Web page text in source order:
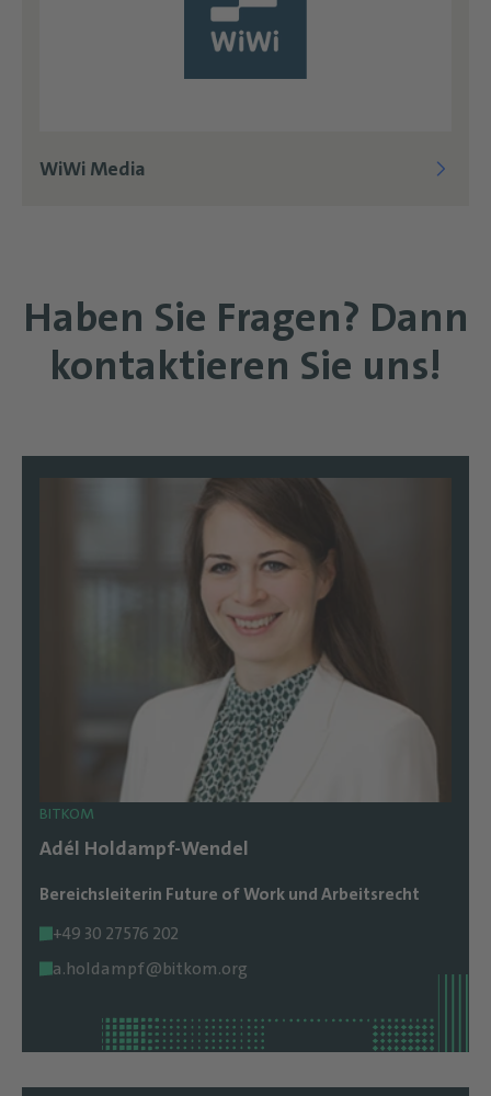
WiWi Media
Haben Sie Fragen? Dann
kontaktieren Sie uns!
BITKOM
Adél Holdampf-Wendel
Bereichsleiterin Future of Work und Arbeitsrecht
+49 30 27576 202
a.holdampf@bitkom.org